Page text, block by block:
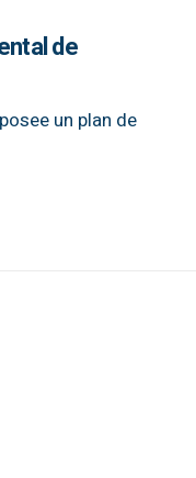
de
un plan de